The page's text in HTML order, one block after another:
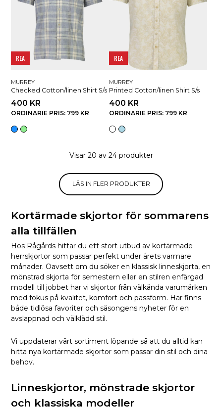
REA
MURREY
Checked Cotton/linen Shirt S/s
400 KR
ORDINARIE PRIS: 799 KR
REA
MURREY
Printed Cotton/linen Shirt S/s
400 KR
ORDINARIE PRIS: 799 KR
Visar 20 av 24 produkter
LÄS IN FLER PRODUKTER
Kortärmade skjortor för sommarens
alla tillfällen
Hos Rågårds hittar du ett stort utbud av kortärmade
herrskjortor som passar perfekt under årets varmare
månader. Oavsett om du söker en klassisk linneskjorta, en
mönstrad skjorta för semestern eller en stilren enfärgad
modell till jobbet har vi skjortor från välkända varumärken
med fokus på kvalitet, komfort och passform. Här finns
både tidlösa favoriter och säsongens nyheter för en
avslappnad och välklädd stil.
Vi uppdaterar vårt sortiment löpande så att du alltid kan
hitta nya kortärmade skjortor som passar din stil och dina
behov.
Linneskjortor, mönstrade skjortor
och klassiska modeller